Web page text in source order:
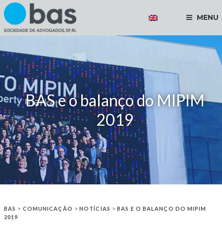
MENU
BAS e o balanço do MIPIM
2019
BAS > COMUNICAÇÃO >NOTÍCIAS >BAS E O BALANÇO DO MIPIM
2019